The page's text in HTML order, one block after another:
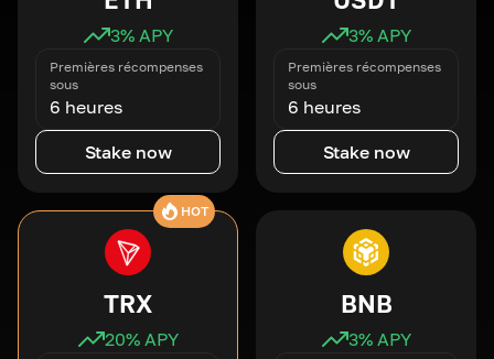
3% APY
Premières récompenses
sous
6 heures
Stake now
3% APY
Premières récompenses
sous
6 heures
Stake now
HOT
TRX
20% APY
BNB
3% APY